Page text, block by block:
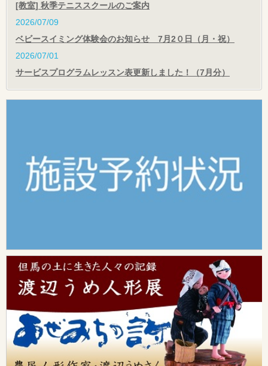
[教室] 秋季テニススクールのご案内
2026/07/09
ベビースイミング体験会のお知らせ 7月2０日（月・祝）
2026/07/01
サービスプログラムレッスン表更新しました！（7月分）